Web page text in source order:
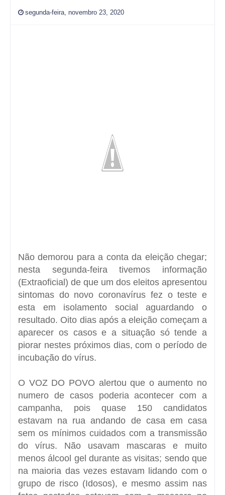
segunda-feira, novembro 23, 2020
Não demorou para a conta da eleição chegar;
nesta segunda-feira tivemos informação
(Extraoficial) de que um dos eleitos apresentou
sintomas do novo coronavírus fez o teste e
esta em isolamento social aguardando o
resultado. Oito dias após a eleição começam a
aparecer os casos e a situação só tende a
piorar nestes próximos dias, com o período de
incubação do vírus.
O VOZ DO POVO alertou que o aumento no
numero de casos poderia acontecer com a
campanha, pois quase 150 candidatos
estavam na rua andando de casa em casa
sem os mínimos cuidados com a transmissão
do vírus. Não usavam mascaras e muito
menos álcool gel durante as visitas; sendo que
na maioria das vezes estavam lidando com o
grupo de risco (Idosos), e mesmo assim nas